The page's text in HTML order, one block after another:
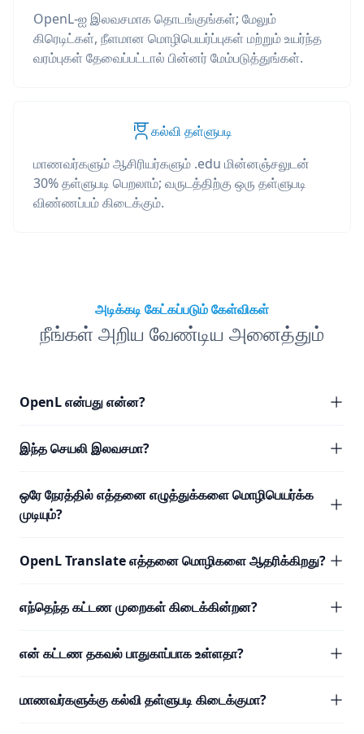
OpenL-ஐ இலவசமாக தொடங்குங்கள்; மேலும்
கிரெடிட்கள், நீளமான மொழிபெயர்ப்புகள் மற்றும் உயர்ந்த
வரம்புகள் தேவைப்பட்டால் பின்னர் மேம்படுத்துங்கள்.
கல்வி தள்ளுபடி
மாணவர்களும் ஆசிரியர்களும் .edu மின்னஞ்சலுடன்
30% தள்ளுபடி பெறலாம்; வருடத்திற்கு ஒரு தள்ளுபடி
விண்ணப்பம் கிடைக்கும்.
அடிக்கடி கேட்கப்படும் கேள்விகள்
நீங்கள் அறிய வேண்டிய அனைத்தும்
OpenL என்பது என்ன?
இந்த செயலி இலவசமா?
ஒரே நேரத்தில் எத்தனை எழுத்துக்களை மொழிபெயர்க்க
முடியும்?
OpenL Translate எத்தனை மொழிகளை ஆதரிக்கிறது?
எந்தெந்த கட்டண முறைகள் கிடைக்கின்றன?
என் கட்டண தகவல் பாதுகாப்பாக உள்ளதா?
மாணவர்களுக்கு கல்வி தள்ளுபடி கிடைக்குமா?